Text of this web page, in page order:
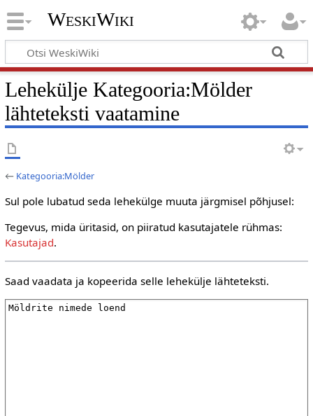
WeskiWiki
Lehekülje Kategooria:Mölder
lähteteksti vaatamine
← Kategooria:Mölder
Sul pole lubatud seda lehekülge muuta järgmisel põhjusel:
Tegevus, mida üritasid, on piiratud kasutajatele rühmas:
Kasutajad.
Saad vaadata ja kopeerida selle lehekülje lähteteksti.